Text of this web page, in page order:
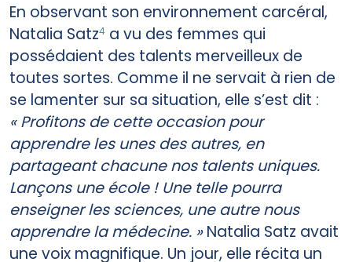
En observant son environnement carcéral,
Natalia Satz4 a vu des femmes qui
possédaient des talents merveilleux de
toutes sortes. Comme il ne servait à rien de
se lamenter sur sa situation, elle s’est dit :
« Profitons de cette occasion pour
apprendre les unes des autres, en
partageant chacune nos talents uniques.
Lançons une école ! Une telle pourra
enseigner les sciences, une autre nous
apprendre la médecine. »Natalia Satz avait
une voix magnifique. Un jour, elle récita un